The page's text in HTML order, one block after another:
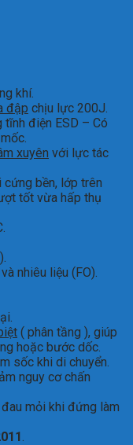
khí.
đập chịu lực 200J.
điện ESD – Có
xuyên với lực tác
bền, lớp trên
tốt vừa hấp thụ
nhiêu liệu (FO).
( phân tầng ), giúp
hoặc bước dốc.
sốc khi di chuyển.
nguy cơ chấn
mỏi khi đứng làm
.